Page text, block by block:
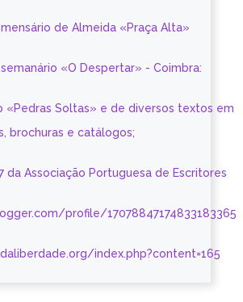
de Almeida «Praça Alta»
«O Despertar» - Coimbra:
«Pedras Soltas» e de diversos textos em
brochuras e catálogos;
da Associação Portuguesa de Escritores
profile/17078847174833183365
index.php?content=165